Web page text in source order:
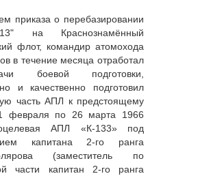
приказа о перебазировании
на Краснознамённый
флот, командир атомохода
в течение месяца отработал
боевой подготовки,
и качественно подготовил
часть АПЛ к предстоящему
февраля по 26 марта 1966
АПЛ «К-133» под
капитана 2-го ранга
(заместитель по
части капитан 2-го ранга